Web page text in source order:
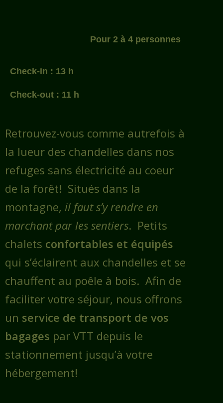
Pour 2 à 4 personnes
Check-in : 13 h
Check-out : 11 h
Retrouvez-vous comme autrefois à
la lueur des chandelles dans nos
refuges sans électricité au coeur
de la forêt! Situés dans la
montagne, il faut s’y rendre en
marchant par les sentiers. Petits
chalets confortables et équipés
qui s’éclairent aux chandelles et se
chauffent au poêle à bois. Afin de
faciliter votre séjour, nous offrons
un service de transport de vos
bagages par VTT depuis le
stationnement jusqu’à votre
hébergement!